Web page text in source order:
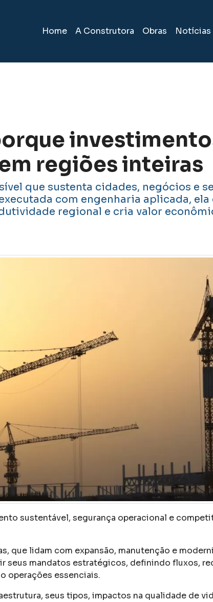
Home A Construtora Obras Notícias
regiões inteiras
que sustenta cidades, negócios e
com engenharia aplicada, ela
regional e cria valor
sustentável, segurança operacional e
que lidam com expansão, manutenção e
seus mandatos estratégicos, definindo fluxos,
operações essenciais.
seus tipos, impactos na qualidade de